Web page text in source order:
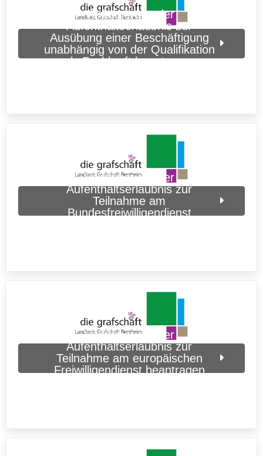
Verlängerung der
Aufenthaltserlaubnis zur
Ausübung einer Beschäftigung
unabhängig von der Qualifikation
als Fachkraft beantragen
Verlängerung der
Aufenthaltserlaubnis zur
Teilnahme am
Bundesfreiwilligendienst
Verlängerung der
Aufenthaltserlaubnis zur
Teilnahme am europäischen
Freiwilligendienst beantragen